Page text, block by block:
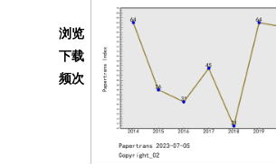
浏览
下载
频次